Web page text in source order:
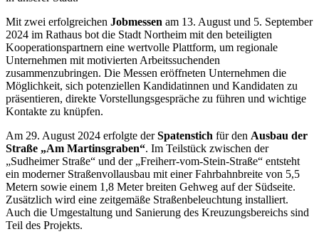
Mit zwei erfolgreichen Jobmessen am 13. August und 5. September
2024 im Rathaus bot die Stadt Northeim mit den beteiligten
Kooperationspartnern eine wertvolle Plattform, um regionale
Unternehmen mit motivierten Arbeitssuchenden
zusammenzubringen. Die Messen eröffneten Unternehmen die
Möglichkeit, sich potenziellen Kandidatinnen und Kandidaten zu
präsentieren, direkte Vorstellungsgespräche zu führen und wichtige
Kontakte zu knüpfen.
Am 29. August 2024 erfolgte derSpatenstich für den Ausbau der
Straße „Am Martinsgraben“. Im Teilstück zwischen der
„Sudheimer Straße“ und der „Freiherr-vom-Stein-Straße“ entsteht
ein moderner Straßenvollausbau mit einer Fahrbahnbreite von 5,5
Metern sowie einem 1,8 Meter breiten Gehweg auf der Südseite.
Zusätzlich wird eine zeitgemäße Straßenbeleuchtung installiert.
Auch die Umgestaltung und Sanierung des Kreuzungsbereichs sind
Teil des Projekts.